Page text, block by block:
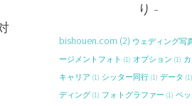
り
bishouen.com (2) ウェディング写
ージメントフォト (1) オプション (1)
キャリア (1) シッター同行 (1) データ (1)
ディング (1) フォトグラファー (1) ペッ